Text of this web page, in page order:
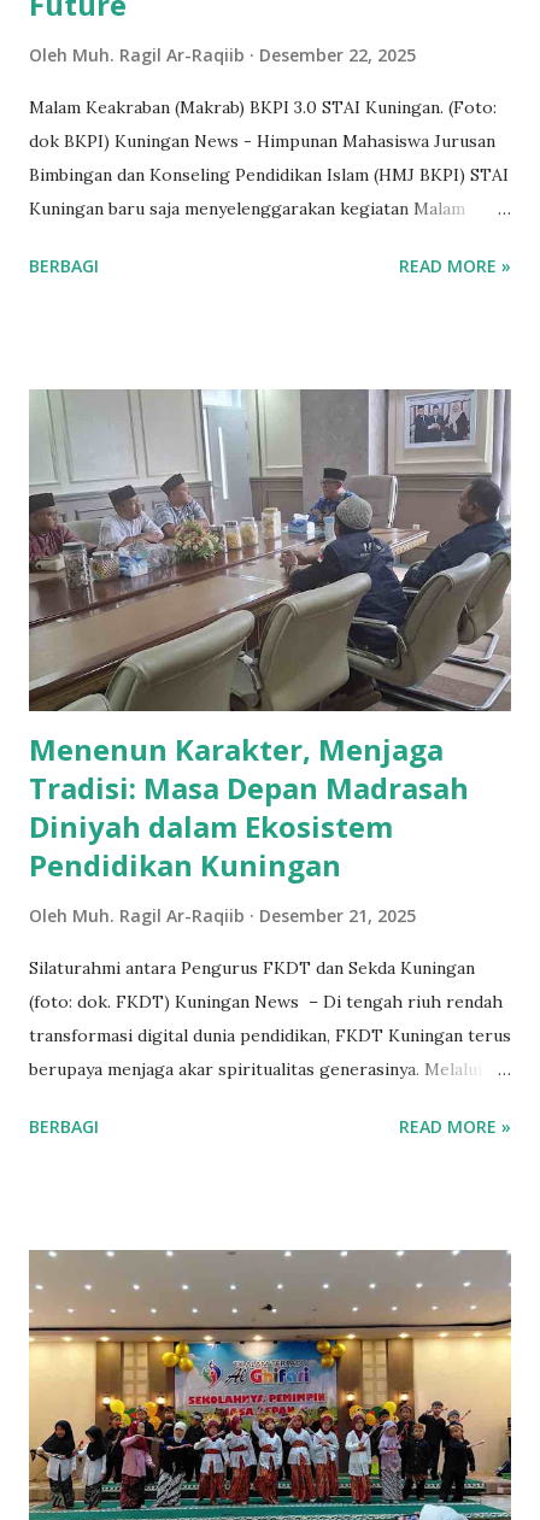
Oleh Muh. Ragil Ar-Raqiib Desember 22, 2025
Malam Keakraban (Makrab) BKPI 3.0 STAI Kuningan. (Foto:
dok BKPI) Kuningan News - Himpunan Mahasiswa Jurusan
Bimbingan dan Konseling Pendidikan Islam (HMJ BKPI) STAI
Kuningan baru saja menyelenggarakan kegiatan Malam
“Grow Together, Transform for the Future”. Kegiatan
hari, Sabtu hingga Minggu, (20-21/12/2025) bertempat di
Bumi Perkemahan Sakerta Timur. Suasana alam yang sejuk
berpadu dengan hangatnya kebersamaan menambah kesan
mendalam bagi seluruh peserta. Kegiatan itu menjadi wadah
strategis untuk mempererat tali silaturahmi antar
mahasiswa BKPI lintas angkatan, sekaligus menumbuhkan
nilai-nilai kebersamaan, kepemimpinan, serta daya berpikir
kritis. Tidak hanya berorientasi pada hiburan, Makrab BKPI
3.0 dirancang sebagai ruang untuk bertumbuh bersama
menuju transformasi diri dan o...
BERBAGI READ MORE »
Menenun Karakter, Menjaga
Tradisi: Masa Depan Madrasah
Diniyah dalam Ekosistem
Pendidikan Kuningan
Oleh Muh. Ragil Ar-Raqiib Desember 21, 2025
Silaturahmi antara Pengurus FKDT dan Sekda Kuningan
(foto: dok. FKDT) Kuningan News – Di tengah riuh rendah
transformasi digital dunia pendidikan, FKDT Kuningan terus
berupaya menjaga akar spiritualitas generasinya. Melalui
kuningan, sebuah visi besar kembali ditegaskan: menjadikan
ini bukan sekadar urusan administratif, melainkan upaya
menciptakan kesinambungan kurikulum. Dalam pertemuan
tersebut Dr.Sulaeman,M.Pd,Ketua FKDT
Kuningan,mengatakan"Kita tidak ingin anak-anak merasa
belajar di dua dunia yang berbeda. Apa yang mereka
dapatkan di Diniyah harus menjadi penguat bagi etika dan
moral mereka di sekolah umum," ujarnya Pendidikan
BERBAGI READ MORE »